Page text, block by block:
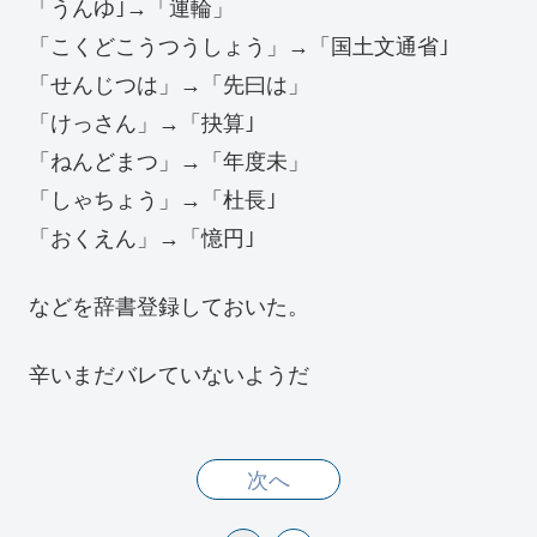
「うんゆ｣→「運輪」
「こくどこうつうしょう」→「国土文通省｣
「せんじつは」→「先曰は」
「けっさん」→「抉算｣
「ねんどまつ」→「年度未」
「しゃちょう」→「杜長｣
「おくえん」→「憶円｣
などを辞書登録しておいた。
辛いまだバレていないようだ
次へ